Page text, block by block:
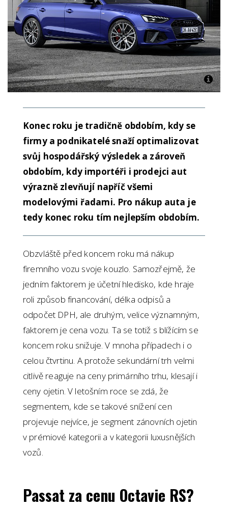
Konec roku je tradičně obdobím, kdy se
firmy a podnikatelé snaží optimalizovat
svůj hospodářský výsledek a zároveň
obdobím, kdy importéři i prodejci aut
výrazně zlevňují napříč všemi
modelovými řadami. Pro nákup auta je
tedy konec roku tím nejlepším obdobím.
Obzvláště před koncem roku má nákup
firemního vozu svoje kouzlo. Samozřejmě, že
jedním faktorem je účetní hledisko, kde hraje
roli způsob financování, délka odpisů a
odpočet DPH, ale druhým, velice významným,
faktorem je cena vozu. Ta se totiž s blížícím se
koncem roku snižuje. V mnoha případech i o
celou čtvrtinu. A protože sekundární trh velmi
citlivě reaguje na ceny primárního trhu, klesají i
ceny ojetin. V letošním roce se zdá, že
segmentem, kde se takové snížení cen
projevuje nejvíce, je segment zánovních ojetin
v prémiové kategorii a v kategorii luxusnějších
vozů.
Passat za cenu Octavie RS?